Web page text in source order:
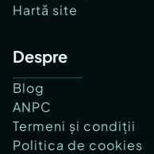
Hartă site
Despre
Blog
ANPC
Termeni și condiții
Politica de cookies